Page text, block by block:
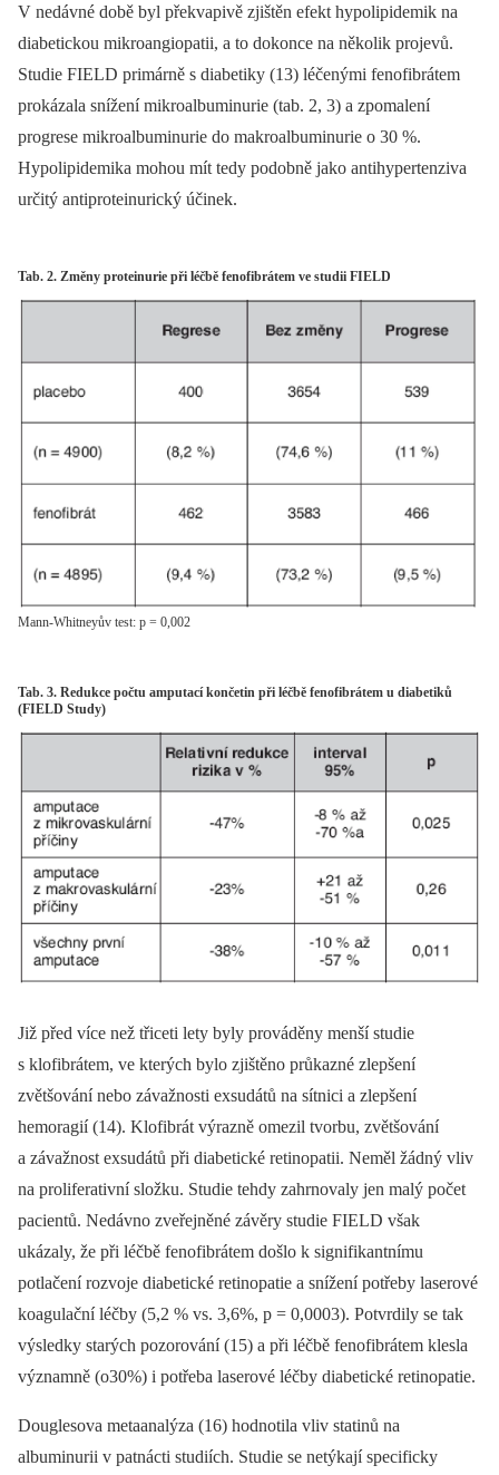
V nedávné době byl překvapivě zjištěn efekt hypolipidemik na
diabetickou mikroangiopatii, a to dokonce na několik projevů.
Studie FIELD primárně s diabetiky (13) léčenými fenofibrátem
prokázala snížení mikroalbuminurie (tab. 2, 3) a zpomalení
progrese mikroalbuminurie do makroalbuminurie o 30 %.
Hypolipidemika mohou mít tedy podobně jako antihypertenziva
určitý antiproteinurický účinek.
Tab. 2. Změny proteinurie při léčbě fenofibrátem ve studii FIELD
Mann-Whitneyův test: p = 0,002
Tab. 3. Redukce počtu amputací končetin při léčbě fenofibrátem u diabetiků
(FIELD Study)
Již před více než třiceti lety byly prováděny menší studie
s klofibrátem, ve kterých bylo zjištěno průkazné zlepšení
zvětšování nebo závažnosti exsudátů na sítnici a zlepšení
hemoragií (14). Klofibrát výrazně omezil tvorbu, zvětšování
a závažnost exsudátů při diabetické retinopatii. Neměl žádný vliv
na proliferativní složku. Studie tehdy zahrnovaly jen malý počet
pacientů. Nedávno zveřejněné závěry studie FIELD však
ukázaly, že při léčbě fenofibrátem došlo k signifikantnímu
potlačení rozvoje diabetické retinopatie a snížení potřeby laserové
koagulační léčby (5,2 % vs. 3,6%, p = 0,0003). Potvrdily se tak
výsledky starých pozorování (15) a při léčbě fenofibrátem klesla
významně (o30%) i potřeba laserové léčby diabetické retinopatie.
Douglesova metaanalýza (16) hodnotila vliv statinů na
albuminurii v patnácti studiích. Studie se netýkají specificky